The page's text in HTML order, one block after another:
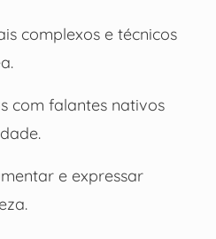
complexos e técnicos
com falantes nativos
e expressar